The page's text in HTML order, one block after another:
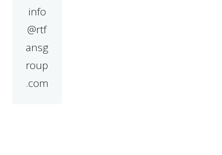
info
@rtf
ansg
roup
.com